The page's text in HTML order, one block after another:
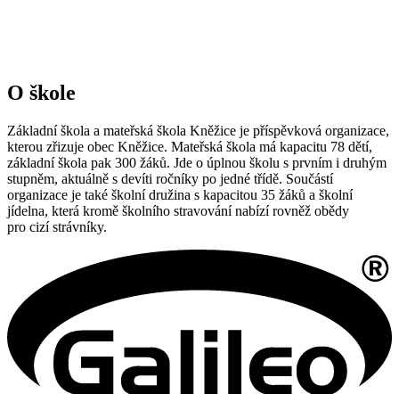
O škole
Základní škola a mateřská škola Kněžice je příspěvková organizace,
kterou zřizuje obec Kněžice. Mateřská škola má kapacitu 78 dětí,
základní škola pak 300 žáků. Jde o úplnou školu s prvním i druhým
stupněm, aktuálně s devíti ročníky po jedné třídě. Součástí
organizace je také školní družina s kapacitou 35 žáků a školní
jídelna, která kromě školního stravování nabízí rovněž obědy
pro cizí strávníky.